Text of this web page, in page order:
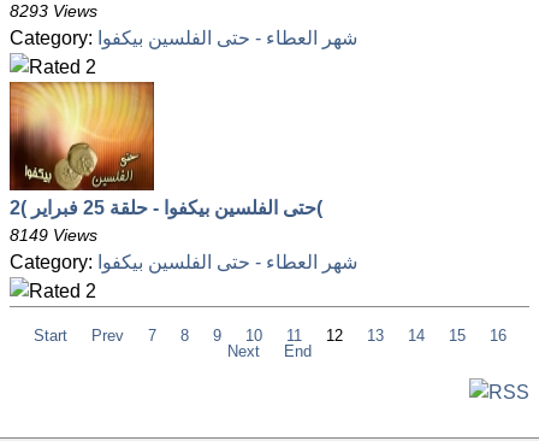
8293 Views
Category: شهر العطاء - حتى الفلسين بيكفوا
حتى الفلسين بيكفوا - حلقة 25 فبراير )2(
8149 Views
Category: شهر العطاء - حتى الفلسين بيكفوا
Start Prev 7 8 9 10 11 12 13 14 15
16
Next
End